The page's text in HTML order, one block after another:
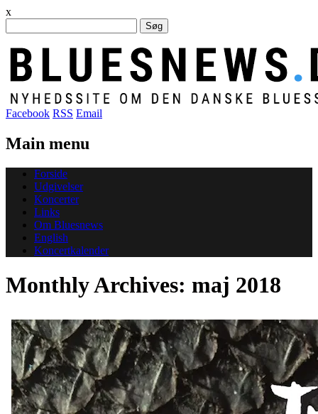
x
efter:
Facebook RSS Email
Main menu
Skip
content
Forside
Udgivelser
Koncerter
Links
Om Bluesnews
English
Koncertkalender
Monthly Archives: maj 2018